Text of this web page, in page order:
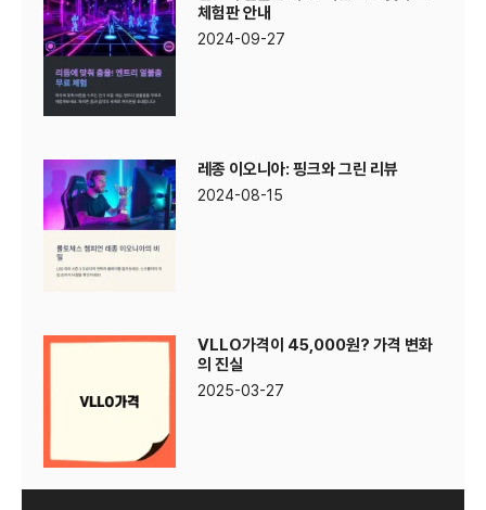
체험판 안내
2024-09-27
레종 이오니아: 핑크와 그린 리뷰
2024-08-15
VLLO가격이 45,000원? 가격 변화
의 진실
2025-03-27